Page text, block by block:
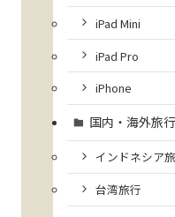
iPad Mini
iPad Pro
iPhone
国内・海外旅行
インドネシア
台湾旅行